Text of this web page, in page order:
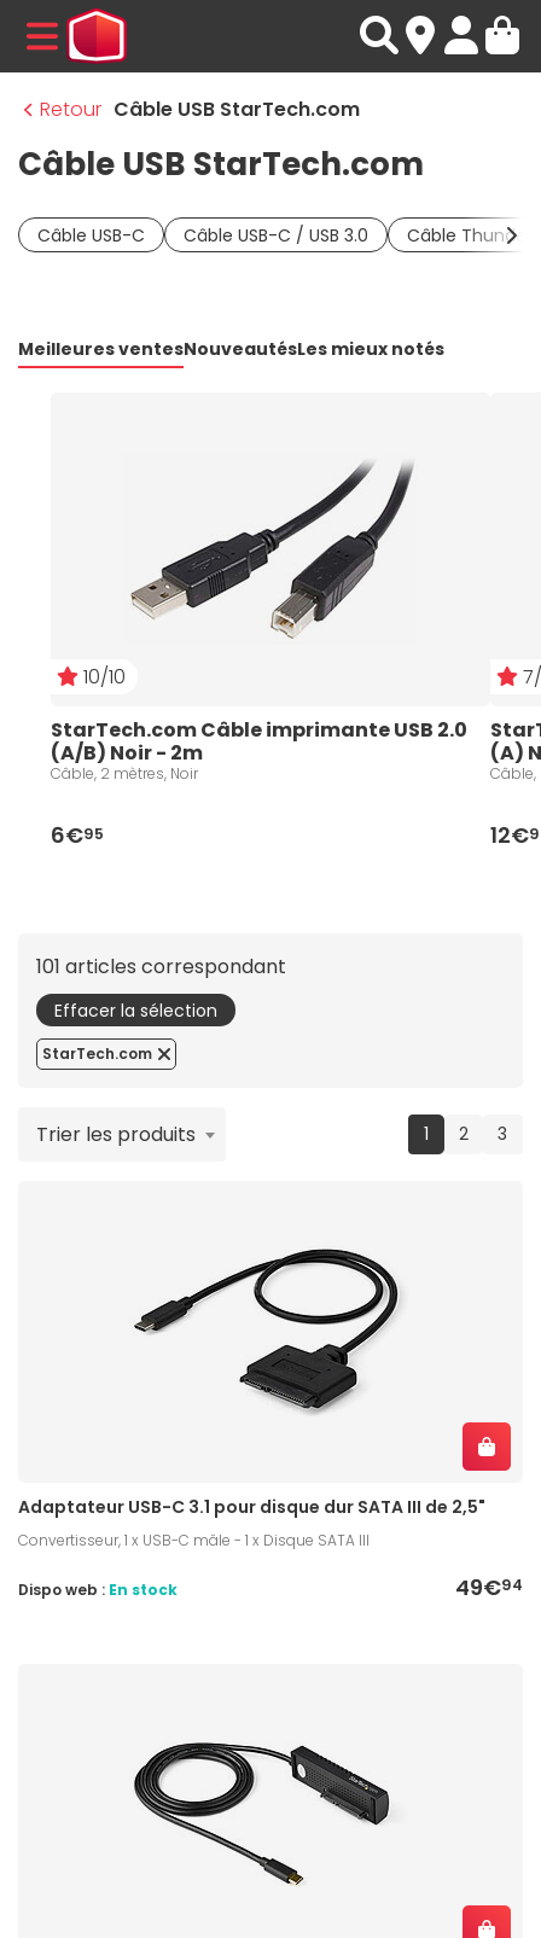
MENU
Retour Câble USB StarTech.com
Câble USB StarTech.com
Câble USB-C Câble USB-C / USB 3.0 Câble
Meilleures ventesNouveautésLes mieux notés
10/10
StarTech.com Câble imprimante USB 2.0
(A/B) Noir - 2m
Câble, 2 mètres, Noir
6€95
(A)
Câble,
12€
101 articles correspondant
Effacer la sélection
StarTech.com
1 (current)
2 3
Trier les produits
Adaptateur USB-C 3.1 pour disque dur SATA III de 2,5"
Convertisseur, 1 x USB-C mâle - 1 x Disque SATA III
49€94
Dispo web : En stock